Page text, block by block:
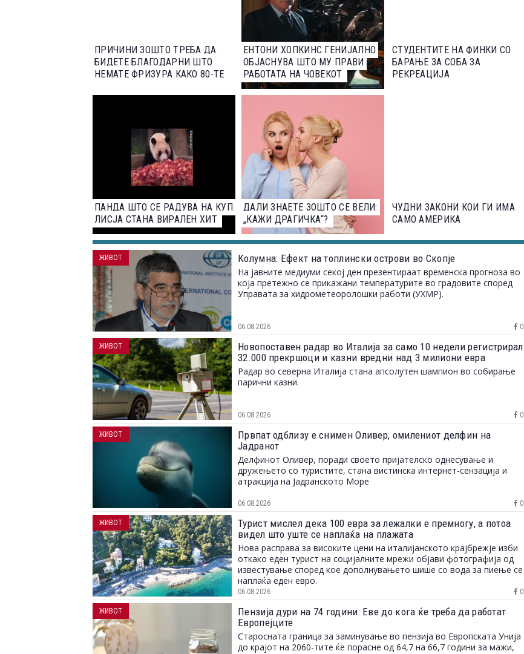
ПРИЧИНИ ЗОШТО ТРЕБА ДА
БИДЕТЕ БЛАГОДАРНИ ШТО
НЕМАТЕ ФРИЗУРА КАКО 80-ТЕ
ЕНТОНИ ХОПКИНС ГЕНИЈАЛНО
ОБЈАСНУВА ШТО МУ ПРАВИ
РАБОТАТА НА ЧОВЕКОТ
СТУДЕНТИТЕ НА ФИНКИ СО
БАРАЊЕ ЗА СОБА ЗА
РЕКРЕАЦИЈА
ПАНДА ШТО СЕ РАДУВА НА КУП
ЛИСЈА СТАНА ВИРАЛЕН ХИТ
ДАЛИ ЗНАЕТЕ ЗОШТО СЕ ВЕЛИ:
„КАЖИ ДРАГИЧКА“?
ЧУДНИ ЗАКОНИ КОИ ГИ ИМА
САМО АМЕРИКА
Колумна: Ефект на топлински острови во Скопје
На јавните медиуми секој ден презентираат временска прогноза во
која претежно се прикажани температурите во градовите според
Управата за хидрометеоролошки работи (УХМР).
06.08.2026 0
ЖИВОТ
Новопоставен радар во Италија за само 10 недели регистрирал
32.000 прекршоци и казни вредни над 3 милиони евра
Радар во северна Италија стана апсолутен шампион во собирање
парични казни.
06.08.2026 0
ЖИВОТ
Првпат одблизу е снимен Оливер, омилениот делфин на
Јадранот
Делфинот Оливер, поради своето пријателско однесување и
дружењето со туристите, стана вистинска интернет-сензација и
атракција на Јадранското Море
06.08.2026 0
ЖИВОТ
Турист мислел дека 100 евра за лежалки е премногу, а потоа
видел што уште се наплаќа на плажата
Нова расправа за високите цени на италијанското крајбрежје изби
откако еден турист на социјалните мрежи објави фотографија од
известување според кое дополнувањето шише со вода за пиење се
наплаќа еден евро.
06.08.2026 0
ЖИВОТ
Пензија дури на 74 години: Еве до кога ќе треба да работат
Европејците
Старосната граница за заминување во пензија во Европската Унија
до крајот на 2060-тите ќе порасне од 64,7 на 66,7 години за мажи,
ЖИВОТ